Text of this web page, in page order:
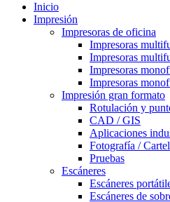
Inicio
Impresión
Impresoras de oficina
Impresoras
Impresoras
Impresoras
Impresoras
Impresión gran formato
Rotulación y
CAD / GIS
Aplicaciones
Fotografía /
Pruebas
Escáneres
Escáneres
Escáneres de